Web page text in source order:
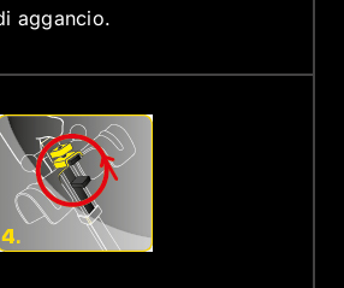
aggancio.